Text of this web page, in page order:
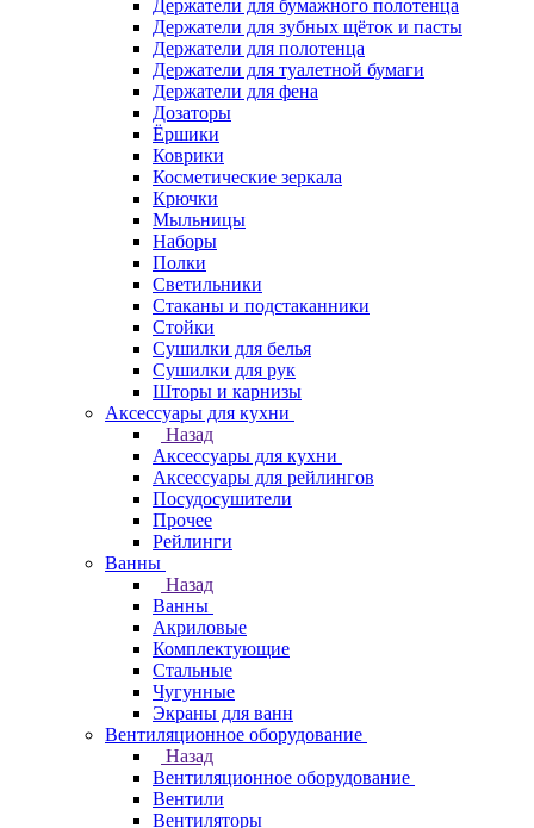
Держатели для бумажного полотенца
Держатели для зубных щёток и пасты
Держатели для полотенца
Держатели для туалетной бумаги
Держатели для фена
Дозаторы
Ёршики
Коврики
Косметические зеркала
Крючки
Мыльницы
Наборы
Полки
Светильники
Стаканы и подстаканники
Стойки
Сушилки для белья
Сушилки для рук
Шторы и карнизы
Аксессуары для кухни
Назад
Аксессуары для кухни
Аксессуары для рейлингов
Посудосушители
Прочее
Рейлинги
Ванны
Назад
Ванны
Акриловые
Комплектующие
Стальные
Чугунные
Экраны для ванн
Вентиляционное оборудование
Назад
Вентиляционное оборудование
Вентили
Вентиляторы